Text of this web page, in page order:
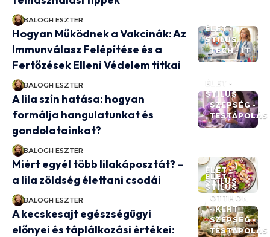
BALOGH ESZTER
ÉLET -
STÍLUS
TECH - IT
Hogyan Működnek a Vakcinák: Az
Immunválasz Felépítése és a
Fertőzések Elleni Védelem titkai
BALOGH ESZTER
ÉLET -
STÍLUS
SZÉPSÉG -
TESTÁPOLÁS
A lila szín hatása: hogyan
formálja hangulatunkat és
gondolatainkat?
BALOGH ESZTER
ÉLET -
STÍLUS
Miért egyél több lilakáposztát? –
a lila zöldség élettani csodái
BALOGH ESZTER
ÉLET -
STÍLUS
OTTHON
- KERT
SZÉPSÉG -
TESTÁPOLÁS
A kecskesajt egészségügyi
előnyei és táplálkozási értékei: